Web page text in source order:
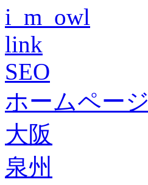
i_m_owl
link
SEO
ホームページ
大阪
泉州